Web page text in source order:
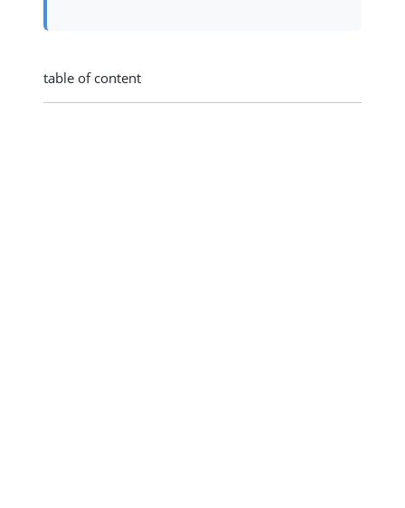
table of content